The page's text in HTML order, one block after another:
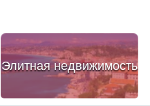
Элитная недвижимость